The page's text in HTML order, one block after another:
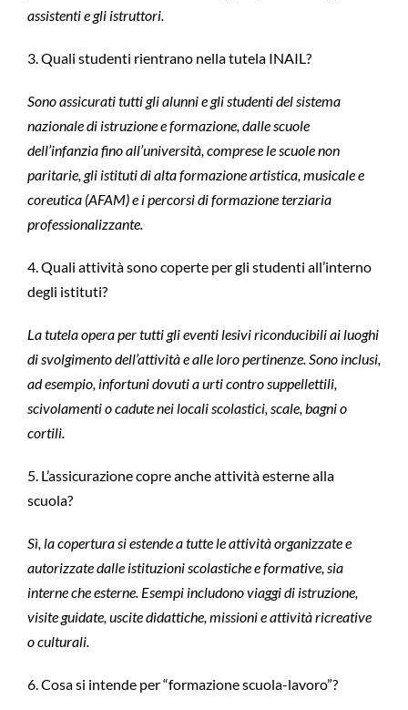
assistenti e gli istruttori.
3. Quali studenti rientrano nella tutela INAIL?
Sono assicurati tutti gli alunni e gli studenti del sistema
nazionale di istruzione e formazione, dalle scuole
dell’infanzia fino all’università, comprese le scuole non
paritarie, gli istituti di alta formazione artistica, musicale e
coreutica (AFAM) e i percorsi di formazione terziaria
professionalizzante.
4. Quali attività sono coperte per gli studenti all’interno
degli istituti?
La tutela opera per tutti gli eventi lesivi riconducibili ai luoghi
di svolgimento dell’attività e alle loro pertinenze. Sono inclusi,
ad esempio, infortuni dovuti a urti contro suppellettili,
scivolamenti o cadute nei locali scolastici, scale, bagni o
cortili.
5. L’assicurazione copre anche attività esterne alla
scuola?
Sì, la copertura si estende a tutte le attività organizzate e
autorizzate dalle istituzioni scolastiche e formative, sia
interne che esterne. Esempi includono viaggi di istruzione,
visite guidate, uscite didattiche, missioni e attività ricreative
o culturali.
6. Cosa si intende per “formazione scuola-lavoro”?